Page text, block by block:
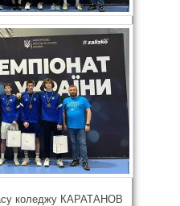
коледжу КАРАТАНОВ